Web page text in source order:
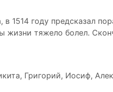
1514 году предсказал
жизни тяжело болел.
Григорий, Иосиф,